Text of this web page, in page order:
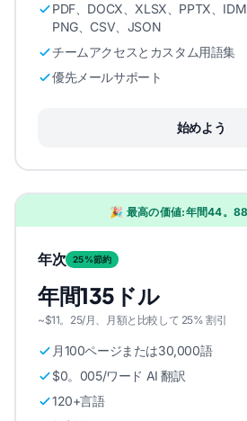
PDF、DOCX、XLSX、PPTX、
PNG、CSV、JSON
チームアクセスとカスタム用語集
優先メールサポート
始めよう
🎉 最高の価値:年間44。
年次 25%節約
年間135ドル
~$11。25/月、月額と比較して 25% 割引
月100ページまたは30,000語
$0。005/ワード AI 翻訳
120+言語